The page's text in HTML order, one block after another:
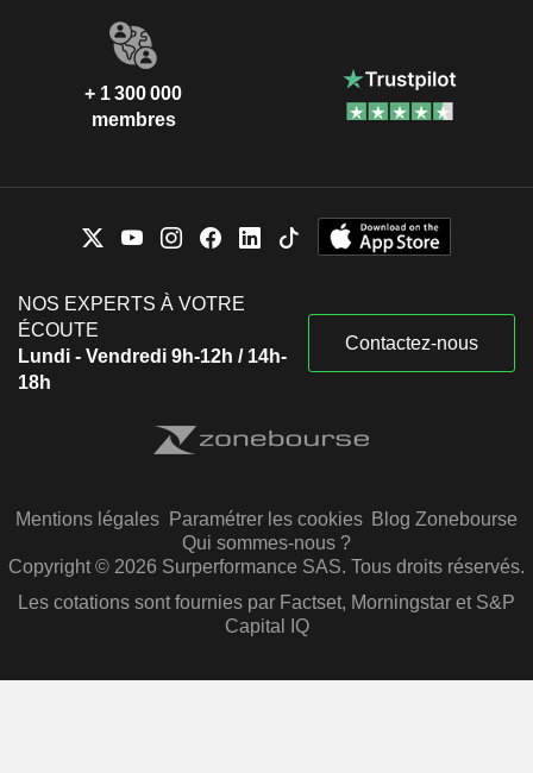
+ 1 300 000
membres
NOS EXPERTS À VOTRE
ÉCOUTE
Lundi - Vendredi 9h-12h / 14h-
18h
Contactez-nous
Mentions légales Paramétrer les cookies Blog Zonebourse
Qui sommes-nous ?
Copyright © 2026 Surperformance SAS. Tous droits réservés.
Les cotations sont fournies par Factset, Morningstar et S&P
Capital IQ